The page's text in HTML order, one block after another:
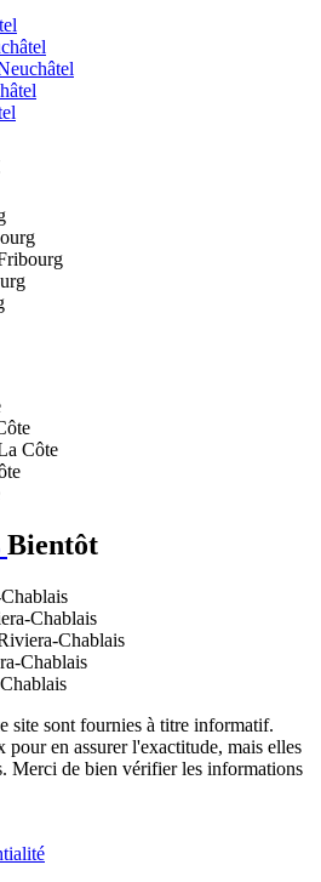
Côte
Bientôt
Chablais
Chablais
Chablais
site sont fournies à titre informatif.
en assurer l'exactitude, mais elles
Merci de bien vérifier les informations